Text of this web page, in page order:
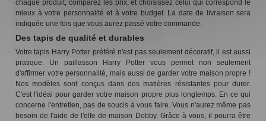
chaque produit, comparez les prix, et choisissez celui qui correspond le
mieux à votre personnalité et à votre budget. La date de livraison sera
indiquée une fois que vous aurez passé votre commande.
Des tapis de qualité et durables
Votre tapis Harry Potter préféré n'est pas seulement décoratif, il est aussi
pratique. Un paillasson Harry Potter vous permet non seulement
d'affirmer votre personnalité, mais aussi de garder votre maison propre !
Nos modèles sont conçus dans des matières résistantes pour durer.
C'est l'idéal pour garder votre maison propre plus longtemps. En ce qui
concerne l'entretien, pas de soucis à vous faire. Vous n'aurez même pas
besoin de l'aide de l'elfe de maison Dobby. Grâce à vous, il pourra être